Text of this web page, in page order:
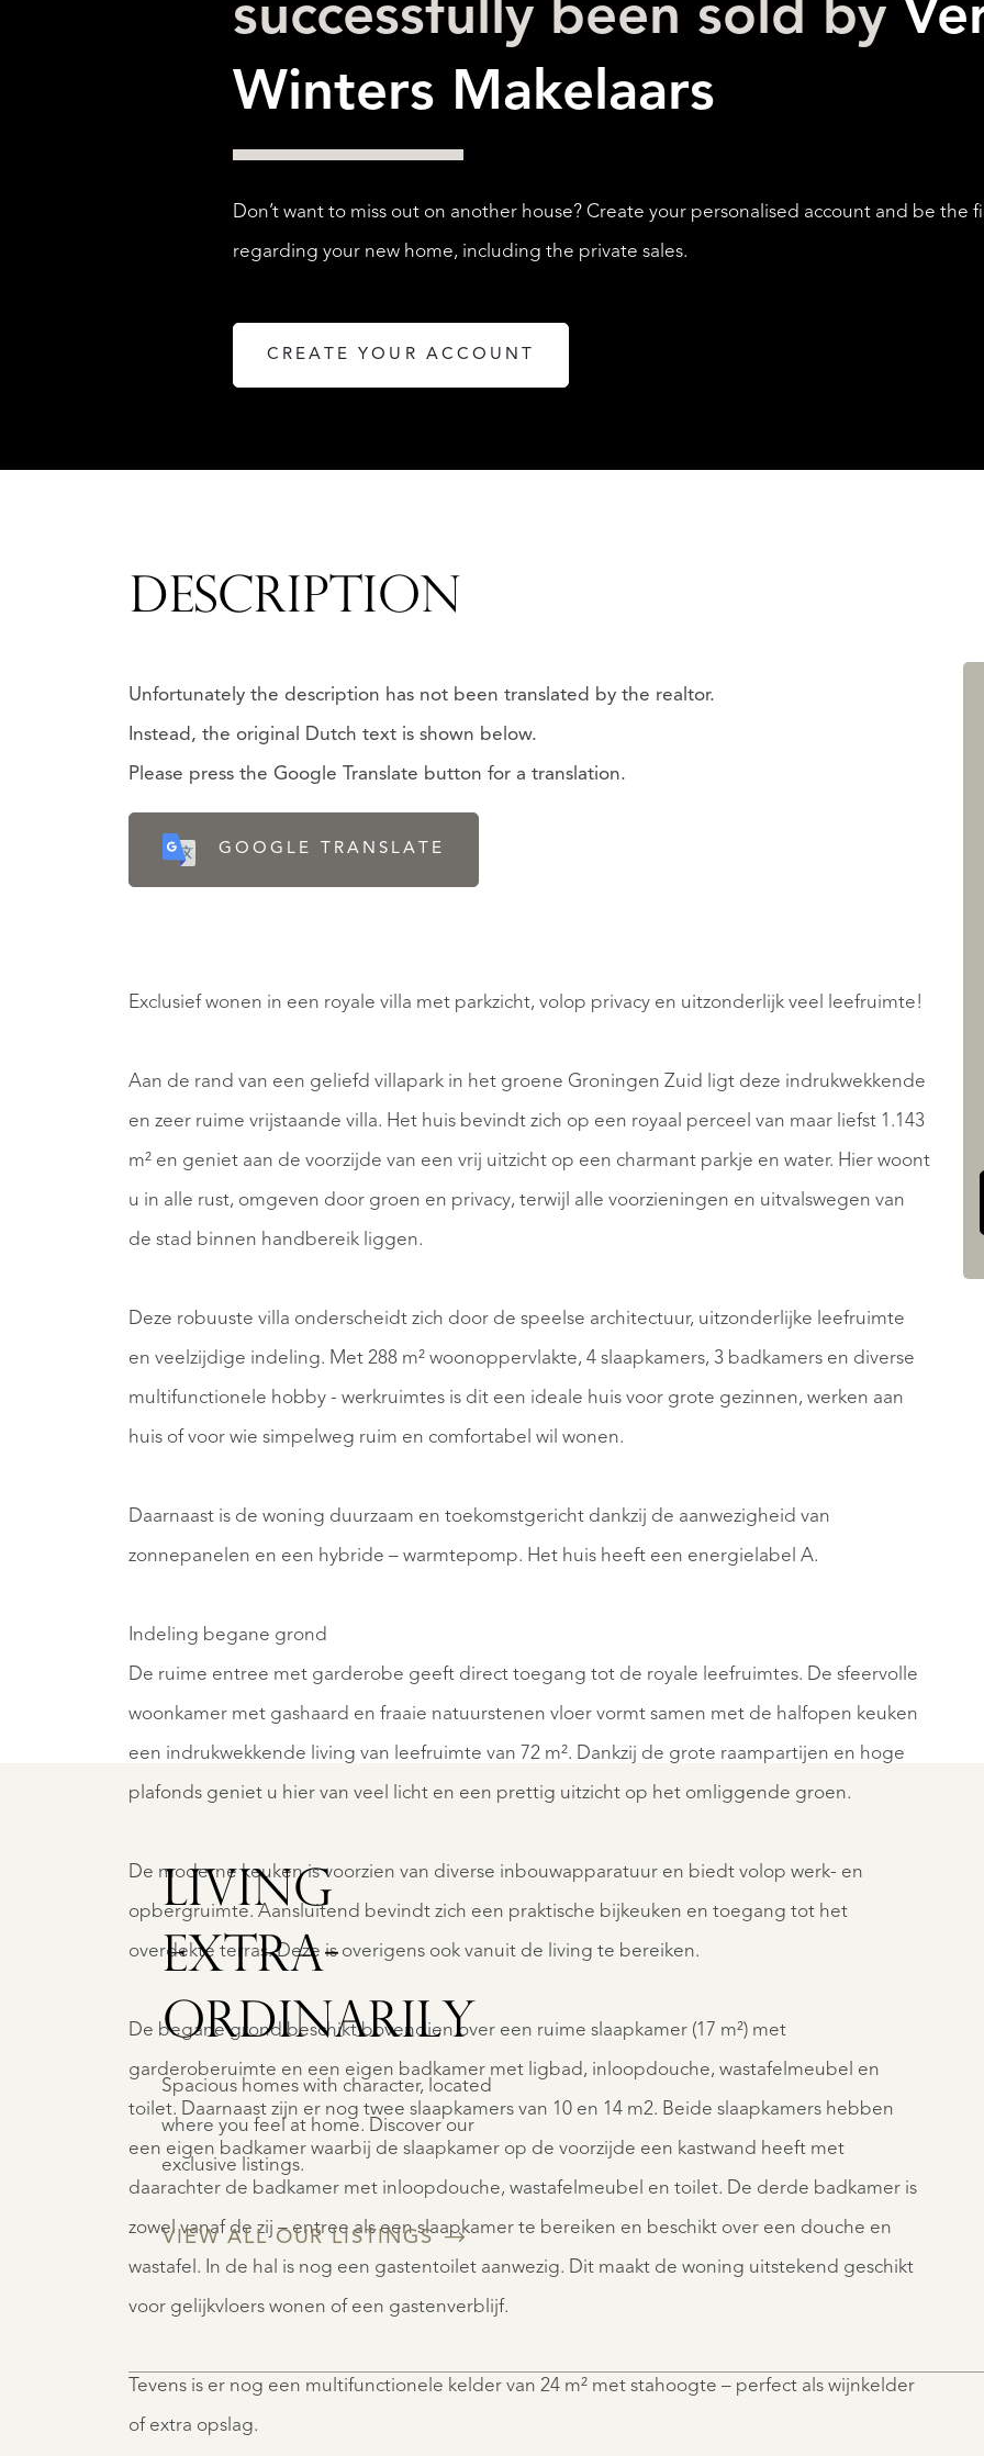
successfully been sold by
Winters Makelaars
Don’t want to miss out on another house? Create your personalised account and be the
regarding your new home, including the private sales.
CREATE YOUR ACCOUNT
DESCRIPTION
Unfortunately the description has not been translated by the realtor.
Instead, the original Dutch text is shown below.
Please press the Google Translate button for a translation.
GOOGLE TRANSLATE
Exclusief wonen in een royale villa met parkzicht, volop privacy en uitzonderlijk veel leefruimte!
Aan de rand van een geliefd villapark in het groene Groningen Zuid ligt deze indrukwekkende
en zeer ruime vrijstaande villa. Het huis bevindt zich op een royaal perceel van maar liefst 1.143
m² en geniet aan de voorzijde van een vrij uitzicht op een charmant parkje en water. Hier woont
u in alle rust, omgeven door groen en privacy, terwijl alle voorzieningen en uitvalswegen van
de stad binnen handbereik liggen.
Deze robuuste villa onderscheidt zich door de speelse architectuur, uitzonderlijke leefruimte
en veelzijdige indeling. Met 288 m² woonoppervlakte, 4 slaapkamers, 3 badkamers en diverse
multifunctionele hobby - werkruimtes is dit een ideale huis voor grote gezinnen, werken aan
huis of voor wie simpelweg ruim en comfortabel wil wonen.
Daarnaast is de woning duurzaam en toekomstgericht dankzij de aanwezigheid van
zonnepanelen en een hybride – warmtepomp. Het huis heeft een energielabel A.
Indeling begane grond
De ruime entree met garderobe geeft direct toegang tot de royale leefruimtes. De sfeervolle
woonkamer met gashaard en fraaie natuurstenen vloer vormt samen met de halfopen keuken
een indrukwekkende living van leefruimte van 72 m². Dankzij de grote raampartijen en hoge
plafonds geniet u hier van veel licht en een prettig uitzicht op het omliggende groen.
De moderne keuken is voorzien van diverse inbouwapparatuur en biedt volop werk- en
opbergruimte. Aansluitend bevindt zich een praktische bijkeuken en toegang tot het
overdekte terras. Deze is overigens ook vanuit de living te bereiken.
De begane grond beschikt bovendien over een ruime slaapkamer (17 m²) met
garderoberuimte en een eigen badkamer met ligbad, inloopdouche, wastafelmeubel en
toilet. Daarnaast zijn er nog twee slaapkamers van 10 en 14 m2. Beide slaapkamers hebben
een eigen badkamer waarbij de slaapkamer op de voorzijde een kastwand heeft met
daarachter de badkamer met inloopdouche, wastafelmeubel en toilet. De derde badkamer is
zowel vanaf de zij – entree als een slaapkamer te bereiken en beschikt over een douche en
wastafel. In de hal is nog een gastentoilet aanwezig. Dit maakt de woning uitstekend geschikt
voor gelijkvloers wonen of een gastenverblijf.
Tevens is er nog een multifunctionele kelder van 24 m² met stahoogte – perfect als wijnkelder
of extra opslag.
LIVING
EXTRA­
ORDINARILY
Spacious homes with character, located
where you feel at home. Discover our
exclusive listings.
VIEW ALL OUR LISTINGS
NEW
HOOFDSTRAAT
34
€
K.K.
1
€
LISTINGS